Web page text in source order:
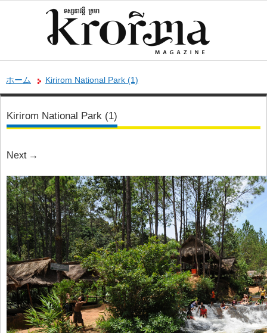
ホーム Kirirom National Park (1)
Kirirom National Park (1)
Next →